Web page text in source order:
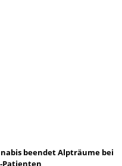
beendet Alpträume bei